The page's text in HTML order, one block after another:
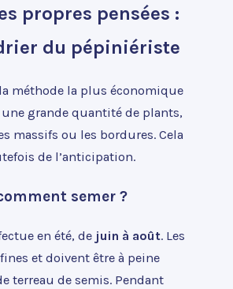
propres pensées :
du pépiniériste
méthode la plus économique
grande quantité de plants,
massifs ou les bordures. Cela
de l’anticipation.
semer ?
en été, de juin à août. Les
et doivent être à peine
terreau de semis. Pendant